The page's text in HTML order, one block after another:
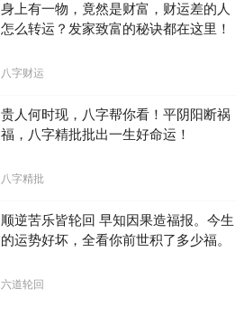
身上有一物，竟然是财富，财运差的人
怎么转运？发家致富的秘诀都在这里！
八字财运
贵人何时现，八字帮你看！平阴阳断祸
福，八字精批批出一生好命运！
八字精批
顺逆苦乐皆轮回 早知因果造福报。今生
的运势好坏，全看你前世积了多少福。
六道轮回